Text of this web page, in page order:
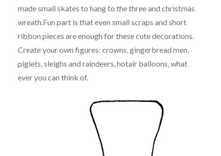
made small skates to hang to the three and christmas
wreath.Fun part is that even small scraps and short
ribbon pieces are enough for these cute decorations.
Create your own figures: crowns, gingerbread men,
piglets, sleighs and raindeers, hotair balloons, what
ever you can think of.